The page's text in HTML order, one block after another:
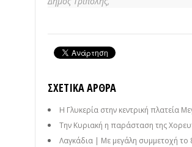
ΣΧΕΤΙΚΆ ΆΡΘΡΑ
Η Γλυκερία στην κεντρική πλατεία
Την Κυριακή η παράσταση της
Λαγκάδια | Με μεγάλη συμμετοχή το